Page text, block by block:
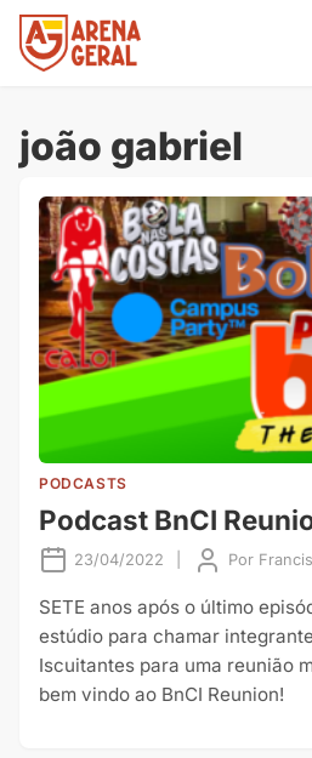
joão gabriel
PODCASTS
Podcast BnCI
23/04/2022 Por
SETE anos após o último
estúdio para chamar
Iscuitantes para uma reunião
bem vindo ao BnCI Reunion!